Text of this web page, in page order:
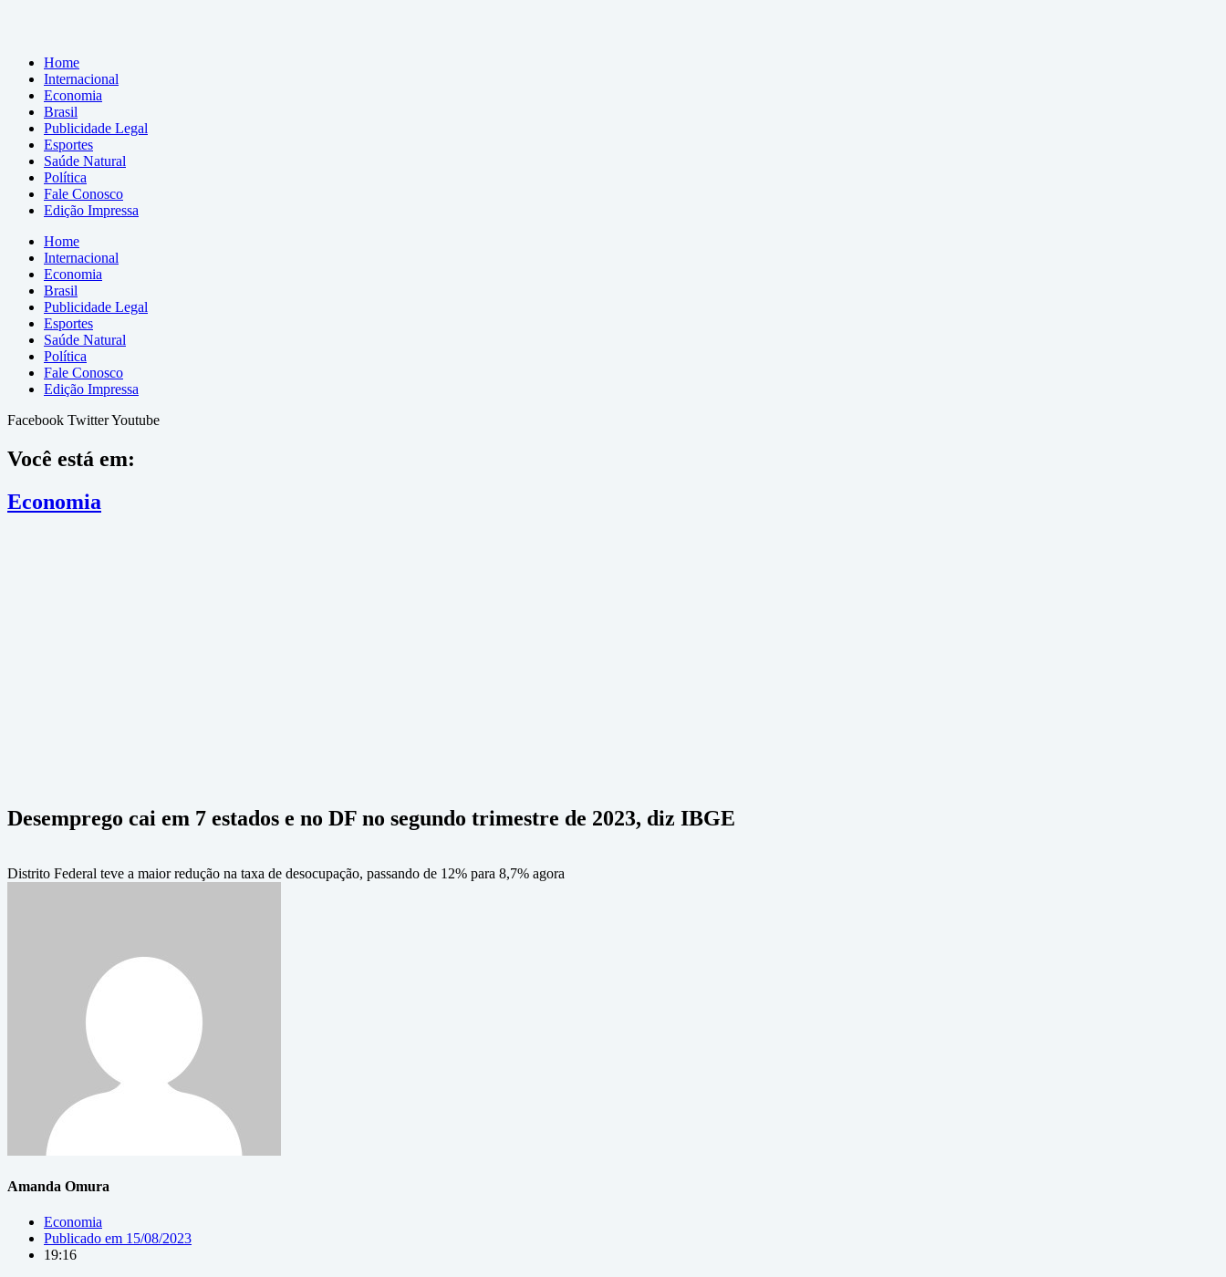
Home
Internacional
Economia
Brasil
Publicidade Legal
Esportes
Saúde Natural
Política
Fale Conosco
Edição Impressa
Home
Internacional
Economia
Brasil
Publicidade Legal
Esportes
Saúde Natural
Política
Fale Conosco
Edição Impressa
Facebook TwitterYoutube
Você está em:
Economia
Desemprego cai em 7 estados e no DF no segundo trimestre de 2023, diz IBGE
Distrito Federal teve a maior redução na taxa de desocupação, passando de 12% para 8,7% agora
Amanda Omura
Economia
Publicado em 15/08/2023
19:16